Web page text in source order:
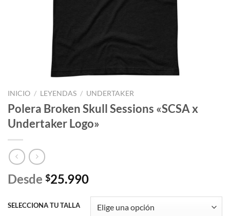
INICIO / LEYENDAS / UNDERTAKER
Polera Broken Skull Sessions «SCSA x
Undertaker Logo»
Desde $25.990
SELECCIONA TU TALLA